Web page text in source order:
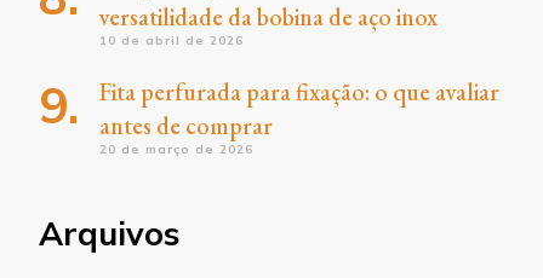
versatilidade da bobina de aço inox
10 de abril de 2026
Fita perfurada para fixação: o que avaliar
antes de comprar
20 de março de 2026
Arquivos